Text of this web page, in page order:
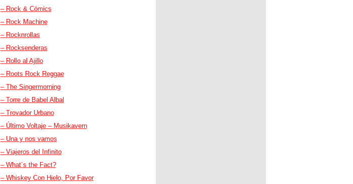
– Rock & Cómics
– Rock Machine
– Rocknrollas
– Rocksenderas
– Rollo al Ajillo
– Roots Rock Reggae
– The Singermorning
– Torre de Babel Albal
– Trovador Urbano
– Último Voltaje – Musikavern
– Una y nos vamos
– Viajeros del Infinito
– What´s the Fact?
– Whiskey Con Hielo, Por Favor